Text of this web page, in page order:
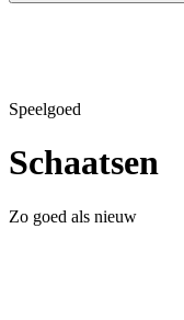
Speelgoed
Schaatsen
Zo goed als nieuw